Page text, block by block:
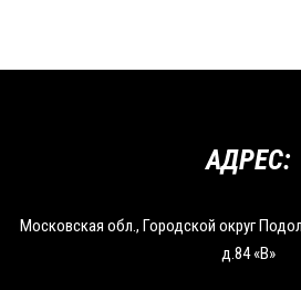
АДРЕС:
Московская обл., Городской округ
д.84 «В»